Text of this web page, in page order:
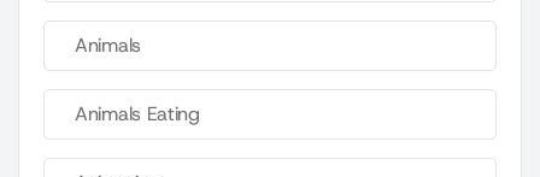
Animals
Animals Eating